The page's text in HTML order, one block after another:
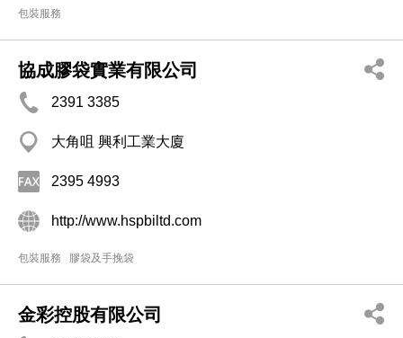
包裝服務
協成膠袋實業有限公司
2391 3385
大角咀 興利工業大廈
2395 4993
http://www.hspbiltd.com
包裝服務 膠袋及手挽袋
金彩控股有限公司